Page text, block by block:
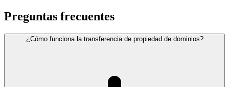
Preguntas frecuentes
¿Cómo funciona la transferencia de propiedad de dominios?